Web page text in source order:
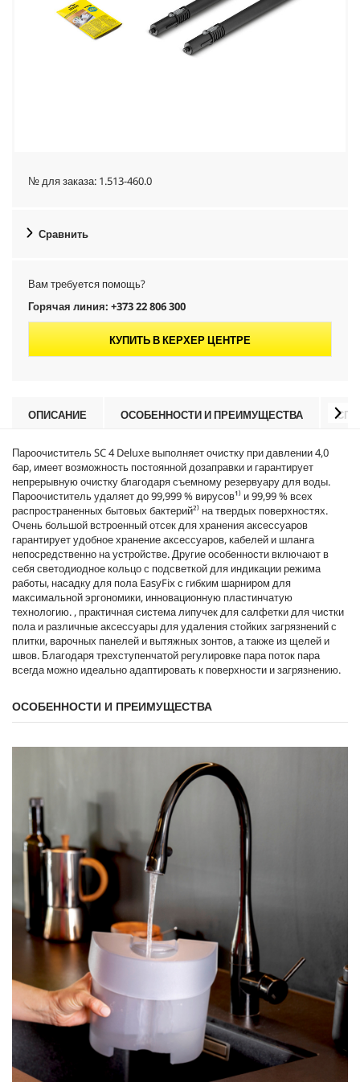
№ для заказа: 1.513-460.0
Сравнить
Вам требуется помощь?
Горячая линия: +373 22 806 300
КУПИТЬ В КЕРХЕР ЦЕНТРЕ
ОПИСАНИЕ ОСОБЕННОСТИ И ПРЕИМУЩЕСТВА
Пароочиститель SC 4 Deluxe выполняет очистку при давлении 4,0
бар, имеет возможность постоянной дозаправки и гарантирует
непрерывную очистку благодаря съемному резервуару для воды.
Пароочиститель удаляет до 99,999 % вирусов¹⁾ ​​и 99,99 % всех
распространенных бытовых бактерий²⁾ на твердых поверхностях.
Очень большой встроенный отсек для хранения аксессуаров
гарантирует удобное хранение аксессуаров, кабелей и шланга
непосредственно на устройстве. Другие особенности включают в
себя светодиодное кольцо с подсветкой для индикации режима
работы, насадку для полаEasyFixс гибким шарниром для
максимальной эргономики, инновационную пластинчатую
технологию. , практичная система липучек для салфетки для чистки
пола и различные аксессуары для удаления стойких загрязнений с
плитки, варочных панелей и вытяжных зонтов, а также из щелей и
швов. Благодаря трехступенчатой ​​регулировке пара поток пара
всегда можно идеально адаптировать к поверхности и загрязнению.
ОСОБЕННОСТИ И ПРЕИМУЩЕСТВА